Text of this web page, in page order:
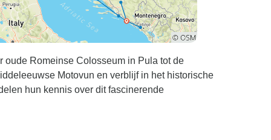
oude Romeinse Colosseum in Pula tot de
Motovun en verblijf in het historische
hun kennis over dit fascinerende